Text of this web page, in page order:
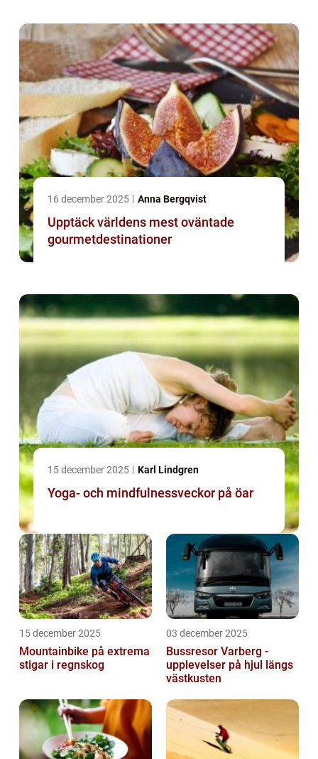
16 december 2025 Anna Bergqvist
Upptäck världens mest oväntade
gourmetdestinationer
15 december 2025 Karl Lindgren
Yoga- och mindfulnessveckor på öar
15 december 2025
Mountainbike på extrema
stigar i regnskog
03 december 2025
Bussresor Varberg -
upplevelser på hjul längs
västkusten